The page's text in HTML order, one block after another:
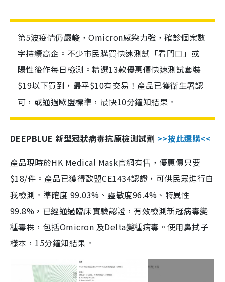
第5波疫情仍嚴峻，Omicron感染力強，確診個案數
字持續高企。不少市民購買快速測試「看門口」或
陽性後作每日檢測。精選13款優惠價快速測試套裝
$19以下買到，最平$10有交易！產品已獲衛生署認
可，或通過歐盟標準，最快10分鐘知結果。
DEEPBLUE 新型冠狀病毒抗原檢測試劑 >>按此選購<<
產品現時於HK Medical Mask官網有售，優惠價只要
$18/件。產品已獲得歐盟CE1434認證，可供民眾進行自
我檢測。準確度 99.03%、靈敏度96.4%、特異性
99.8%，已經通過臨床實驗認證，有效檢測新冠病毒變
種毒株，包括Omicron 及Delta變種病毒。使用鼻拭子
樣本，15分鐘知結果。